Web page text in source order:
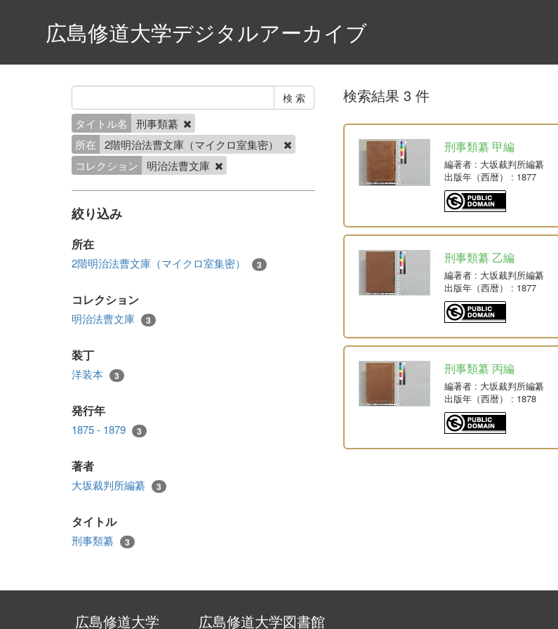
広島修道大学デジタルアーカイブ
タイトル名
刑事類纂
所在
2階明治法曹文庫（マイクロ室集密）
コレクション
明治法曹文庫
絞り込み
所在
2階明治法曹文庫（マイクロ室集密） 3
コレクション
明治法曹文庫 3
装丁
洋装本 3
発行年
1875 - 1879 3
著者
大坂裁判所編纂 3
タイトル
刑事類纂 3
検索結果 3 件
刑事類纂 甲編
編著者: 大坂裁判所編纂
出版年（西暦）
: 1877
刑事類纂 乙編
編著者: 大坂裁判所編纂
出版年（西暦）
: 1877
刑事類纂 丙編
編著者: 大坂裁判所編纂
出版年（西暦）
: 1878
広島修道大学 広島修道大学図書館